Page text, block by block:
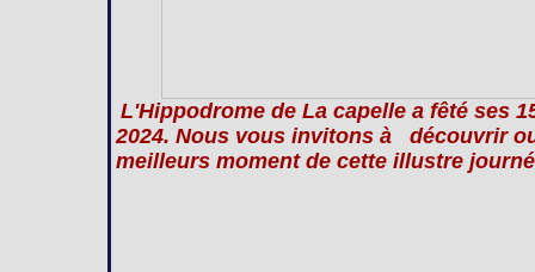
L'Hippodrome de La capelle a fêté ses
2024. Nous vous invitons à découvrir
meilleurs moment de cette illustre